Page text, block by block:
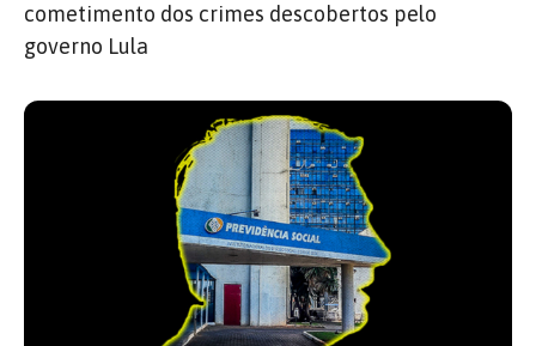
cometimento dos crimes descobertos pelo
governo Lula